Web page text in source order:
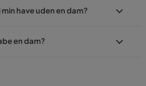
have uden en dam?
en dam?